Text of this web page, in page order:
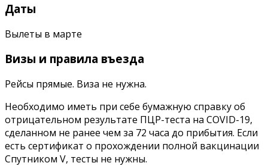
Даты
Вылеты в марте
Визы и правила въезда
Рейсы прямые. Виза не нужна.
Необходимо иметь при себе бумажную справку об
отрицательном результате ПЦР-теста на COVID-19,
сделанном не ранее чем за 72 часа до прибытия. Если
есть сертификат о прохождении полной вакцинации
Спутником V, тесты не нужны.